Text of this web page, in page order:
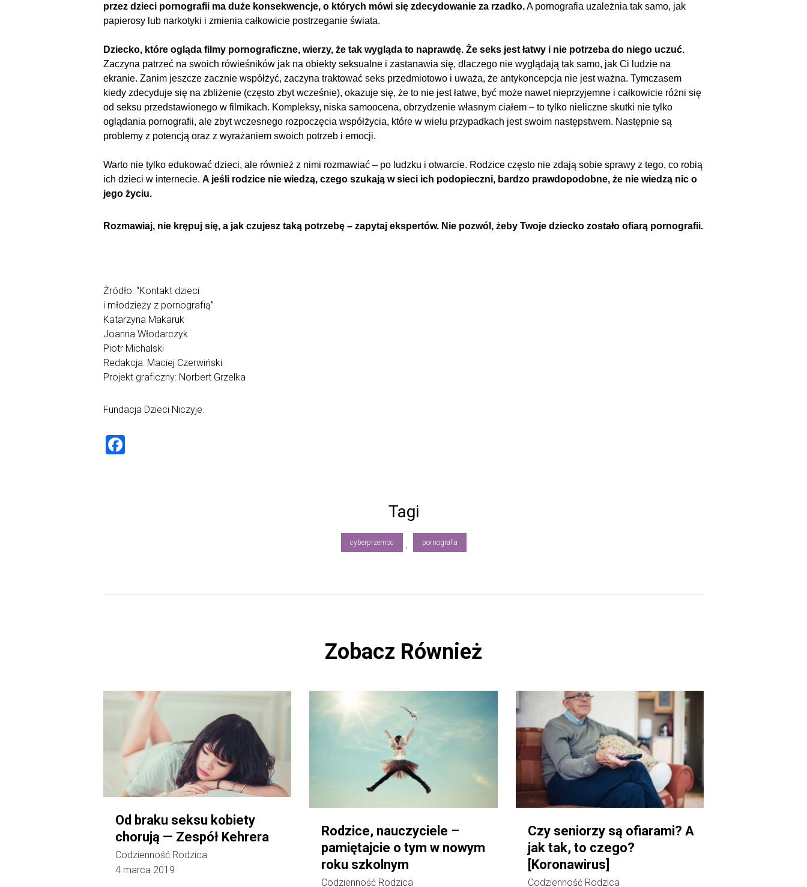
przez dzieci pornografii ma duże konsekwencje, o których mówi się zdecydowanie za rzadko.A pornografia uzależnia tak samo, jak
papierosy lub narkotyki i zmienia całkowicie postrzeganie świata.
Dziecko, które ogląda filmy pornograficzne, wierzy, że tak wygląda to naprawdę. Że seks jest łatwy i nie potrzeba do niego uczuć.
Zaczyna patrzeć na swoich rówieśników jak na obiekty seksualne i zastanawia się, dlaczego nie wyglądają tak samo, jak Ci ludzie na
ekranie. Zanim jeszcze zacznie współżyć, zaczyna traktować seks przedmiotowo i uważa, że antykoncepcja nie jest ważna. Tymczasem
kiedy zdecyduje się na zbliżenie (często zbyt wcześnie), okazuje się, że to nie jest łatwe, być może nawet nieprzyjemne i całkowicie różni się
od seksu przedstawionego w filmikach. Kompleksy, niska samoocena, obrzydzenie własnym ciałem – to tylko nieliczne skutki nie tylko
oglądania pornografii, ale zbyt wczesnego rozpoczęcia współżycia, które w wielu przypadkach jest swoim następstwem. Następnie są
problemy z potencją oraz z wyrażaniem swoich potrzeb i emocji.
Warto nie tylko edukować dzieci, ale również z nimi rozmawiać – po ludzku i otwarcie. Rodzice często nie zdają sobie sprawy z tego, co robią
ich dzieci w internecie. A jeśli rodzice nie wiedzą, czego szukają w sieci ich podopieczni, bardzo prawdopodobne, że nie wiedzą nic o
jego życiu.
Rozmawiaj, nie krępuj się, a jak czujesz taką potrzebę – zapytaj ekspertów. Nie pozwól, żeby Twoje dziecko zostało ofiarą pornografii.
Źródło: “Kontakt dzieci
i młodzieży z pornografią”
Katarzyna Makaruk
Joanna Włodarczyk
Piotr Michalski
Redakcja: Maciej Czerwiński
Projekt graficzny: Norbert Grzelka
Fundacja Dzieci Niczyje.
Tagi
cyberprzemoc , pornografia
Zobacz Również
Od braku seksu kobiety
chorują — Zespół Kehrera
Codzienność Rodzica
4 marca 2019
Rodzice, nauczyciele –
pamiętajcie o tym w nowym
roku szkolnym
Codzienność Rodzica
Czy seniorzy są ofiarami? A
jak tak, to czego?
[Koronawirus]
Codzienność Rodzica